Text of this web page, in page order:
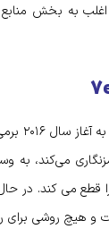
به بخش منابع
به
می‌کند، به
می‌ کند. در حال
هیچ روشی برای